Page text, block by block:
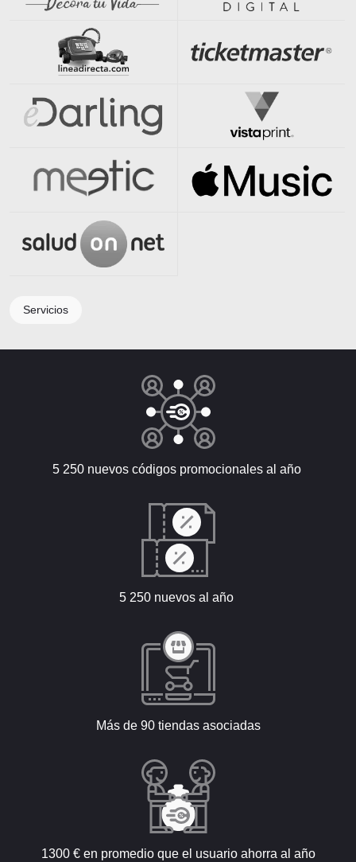
Servicios
5 250 nuevos códigos promocionales al año
5 250 nuevos al año
Más de 90 tiendas asociadas
1300 € en promedio que el usuario ahorra al año